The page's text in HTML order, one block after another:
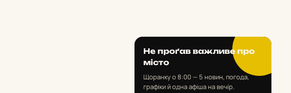
Не проґав важливе про
місто
Щоранку о 8:00 — 5 новин, погода,
графіки й одна афіша на вечір.